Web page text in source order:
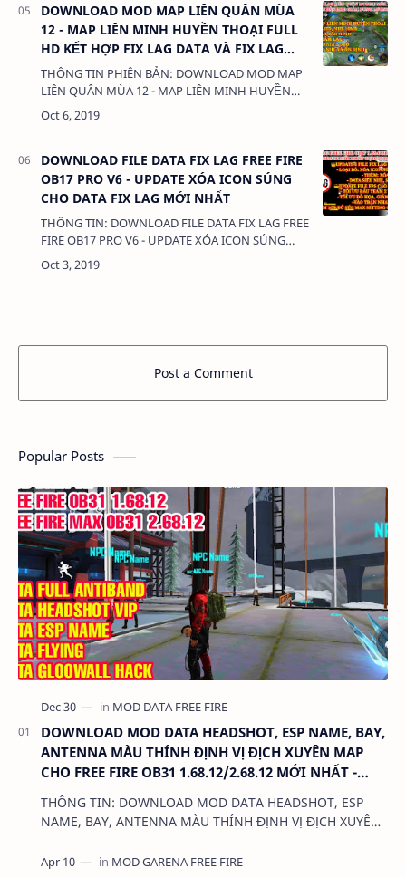
DOWNLOAD MOD MAP LIÊN QUÂN MÙA
12 - MAP LIÊN MINH HUYỀN THOẠI FULL
HD KẾT HỢP FIX LAG DATA VÀ FIX LAG
OBB CỰC MƯỢT
THÔNG TIN PHIÊN BẢN: DOWNLOAD MOD MAP
LIÊN QUÂN MÙA 12 - MAP LIÊN MINH HUYỀN
THOẠI FULL HD KẾT HỢP FIX LAG DATA VÀ FIX
DOWNLOAD FILE DATA FIX LAG FREE FIRE
OB17 PRO V6 - UPDATE XÓA ICON SÚNG
CHO DATA FIX LAG MỚI NHẤT
THÔNG TIN: DOWNLOAD FILE DATA FIX LAG FREE
FIRE OB17 PRO V6 - UPDATE XÓA ICON SÚNG
CHO DATA FIX LAG MỚI NHẤT DUNG LƯỢNG:
Post a Comment
Popular Posts
DOWNLOAD MOD DATA HEADSHOT, ESP NAME, BAY,
ANTENNA MÀU THÍNH ĐỊNH VỊ ĐỊCH XUYÊN MAP
CHO FREE FIRE OB31 1.68.12/2.68.12 MỚI NHẤT -
KHÔNG KHÓA NICK
THÔNG TIN: DOWNLOAD MOD DATA HEADSHOT, ESP
NAME, BAY, ANTENNA MÀU THÍNH ĐỊNH VỊ ĐỊCH XUYÊN
KHÔN…